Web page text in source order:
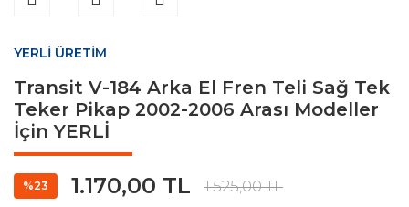
YERLİ ÜRETİM
Transit V-184 Arka El Fren Teli Sağ Tek
Teker Pikap 2002-2006 Arası Modeller
İçin YERLİ
%23 1.170,00 TL 1.525,00 TL